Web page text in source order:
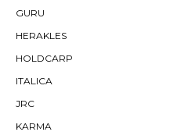
GURU
HERAKLES
HOLDCARP
ITALICA
JRC
KARMA